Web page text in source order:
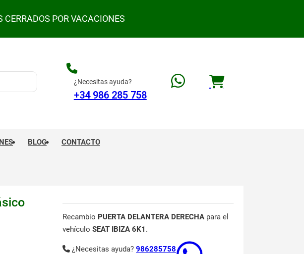
POR VACACIONES
¿Necesitas ayuda?
+34 986 285 758
BLOG CONTACTO
Recambio PUERTA DELANTERA DERECHA para el
vehículo SEAT IBIZA 6K1 .
¿Necesitas ayuda? 986285758